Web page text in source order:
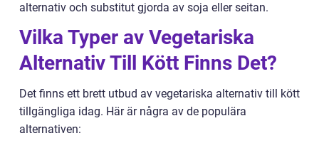
alternativ och substitut gjorda av soja eller seitan.
Vilka Typer av Vegetariska
Alternativ Till Kött Finns Det?
Det finns ett brett utbud av vegetariska alternativ till kött
tillgängliga idag. Här är några av de populära
alternativen: